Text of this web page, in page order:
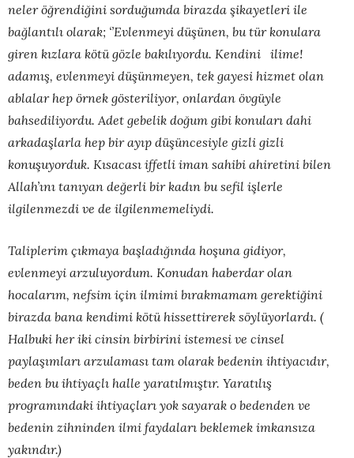
neler öğrendiğini sorduğumda birazda şikayetleri ile
bağlantılı olarak; ‘’Evlenmeyi düşünen, bu tür konulara
giren kızlara kötü gözle bakılıyordu. Kendini ilime!
adamış, evlenmeyi düşünmeyen, tek gayesi hizmet olan
ablalar hep örnek gösteriliyor, onlardan övgüyle
bahsediliyordu. Adet gebelik doğum gibi konuları dahi
arkadaşlarla hep bir ayıp düşüncesiyle gizli gizli
konuşuyorduk. Kısacası iffetli iman sahibi ahiretini bilen
Allah’ını tanıyan değerli bir kadın bu sefil işlerle
ilgilenmezdi ve de ilgilenmemeliydi.
Taliplerim çıkmaya başladığında hoşuna gidiyor,
evlenmeyi arzuluyordum. Konudan haberdar olan
hocalarım, nefsim için ilmimi bırakmamam gerektiğini
birazda bana kendimi kötü hissettirerek söylüyorlardı. (
Halbuki her iki cinsin birbirini istemesi ve cinsel
paylaşımları arzulaması tam olarak bedenin ihtiyacıdır,
beden bu ihtiyaçlı halle yaratılmıştır. Yaratılış
programındaki ihtiyaçları yok sayarak o bedenden ve
bedenin zihninden ilmi faydaları beklemek imkansıza
yakındır.)